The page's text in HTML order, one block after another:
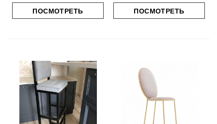
ПОСМОТРЕТЬ ПОСМОТРЕТЬ